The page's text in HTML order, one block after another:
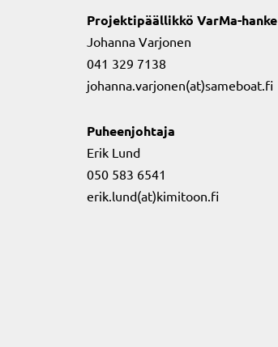
Projektipäällikkö VarMa-hanke
Johanna Varjonen
041 329 7138
johanna.varjonen(at)sameboat.fi
Puheenjohtaja
Erik Lund
050 583 6541
erik.lund(at)kimitoon.fi